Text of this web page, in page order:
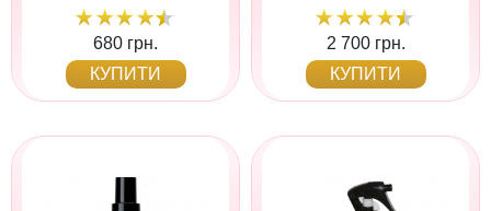
680 грн.
КУПИТИ
2 700 грн.
КУПИТИ